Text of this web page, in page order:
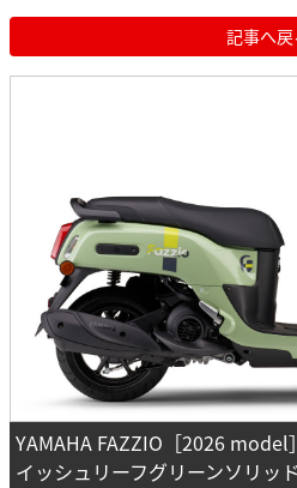
記事へ戻
YAMAHA FAZZIO［2026 model
イッシュリーフグリーンソリッ